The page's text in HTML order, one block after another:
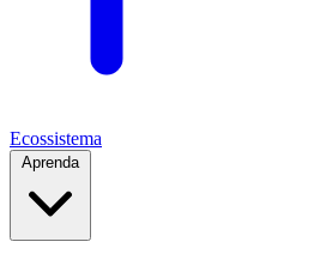
Ecossistema
Aprenda